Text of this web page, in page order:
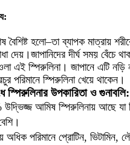
বৈশিষ্ট হলো–তা ব্যাপক মাত্রায়
দেয়।জাপানিদের দীর্ঘ সময় বেঁচে
এই স্পিরুলিনা। জাপানে এটি নড়ি
পরিমানে স্পিরুলিনা খেয়ে থাকেন।
স্পিরুলিনার উপকারিতা ও গুনাবলি:
আমিষ স্পিরুলিনায় আছে যা
অধিক পরিমানে প্রোটিন, ভিটামিন,